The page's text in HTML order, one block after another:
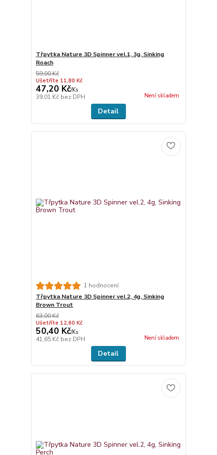
Třpytka Nature 3D Spinner vel.1, 3g, Sinking
Roach
59,00 Kč
Ušetříte 11,80 Kč
47,20 Kč/Ks
39,01 Kč bez DPH Není skladem
Detail
1 hodnocení
Třpytka Nature 3D Spinner vel.2, 4g, Sinking
Brown Trout
63,00 Kč
Ušetříte 12,60 Kč
50,40 Kč/Ks
41,65 Kč bez DPH Není skladem
Detail